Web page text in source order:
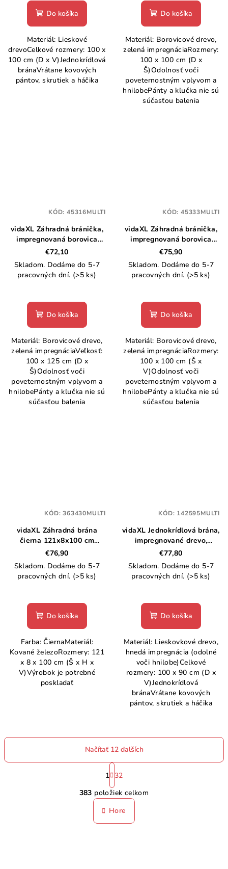
Do košíka
Materiál: Lieskové
drevoCelkové rozmery: 100 x
100 cm (D x V)Jednokrídlová
bránaVrátane kovových
pántov, skrutiek a háčika
Do košíka
Materiál: Borovicové drevo,
zelená impregnáciaRozmery:
100 x 100 cm (D x
Š)Odolnosť voči
poveternostným vplyvom a
hnilobePánty a kľučka nie sú
súčasťou balenia
vidaXL Záhradná bránička,
impregnovaná borovica
100x125 cm, zelená
€72,10
Skladom. Dodáme do 5-7
pracovných dní. (>5 ks)
Do košíka
Materiál: Borovicové drevo,
zelená impregnáciaVeľkosť:
100 x 125 cm (D x
Š)Odolnosť voči
poveternostným vplyvom a
hnilobePánty a kľučka nie sú
súčasťou balenia
KÓD: 45316MULTI
vidaXL Záhradná bránička,
impregnovaná borovica
100x100 cm
€75,90
Skladom. Dodáme do 5-7
pracovných dní. (>5 ks)
Do košíka
Materiál: Borovicové drevo,
zelená impregnáciaRozmery:
100 x 100 cm (Š x
V)Odolnosť voči
poveternostným vplyvom a
hnilobePánty a kľučka nie sú
súčasťou balenia
KÓD: 45333MULTI
vidaXL Záhradná brána
čierna 121x8x100 cm
kované železo
€76,90
Skladom. Dodáme do 5-7
pracovných dní. (>5 ks)
Do košíka
Farba: ČiernaMateriál:
Kované železoRozmery: 121
x 8 x 100 cm (Š x H x
V)Výrobok je potrebné
poskladať
KÓD:363430MULTI
vidaXL Jednokrídlová brána,
impregnované drevo,
100x90 cm
€77,80
Skladom. Dodáme do 5-7
pracovných dní. (>5 ks)
Do košíka
Materiál: Lieskovkové drevo,
hnedá impregnácia (odolné
voči hnilobe)Celkové
rozmery: 100 x 90 cm (D x
V)Jednokrídlová
bránaVrátane kovových
pántov, skrutiek a háčika
KÓD: 142595MULTI
O
v
l
á
Načítať 12 ďalších
S
t
r
á
n
k
o
1 32
383 položiek celkom
Hore